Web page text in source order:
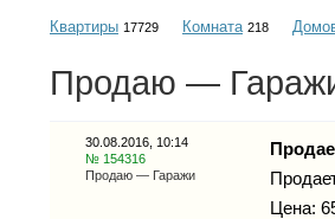
Квартиры 17729 Комната 218
Продаю —
30.08.2016, 10:14
№ 154316
Продаю — Гаражи
Цена: